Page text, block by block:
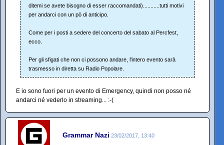
ditemi se avete bisogno di esser raccomandati)...........tutti motivi
per andarci con un pò di anticipo.
Come per i posti a sedere del concerto del sabato al Percfest,
ecco.
Per gli sfigati che non ci possono andare, l'intero evento sarà
trasmesso in diretta su Radio Popolare.
E io sono fuori per un evento di Emergency, quindi non posso né
andarci né vederlo in streaming... :-(
Grammar Nazi 23/02/2017, 13:40